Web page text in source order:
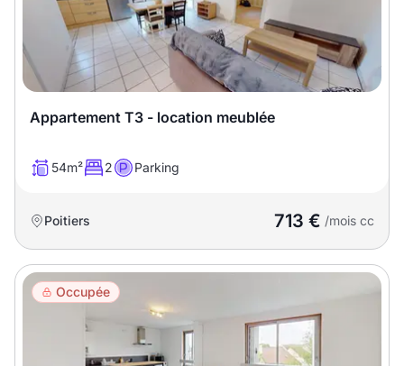
Appartement T3 - location meublée
54m² 2 Parking
Poitiers 713 € /mois cc
Occupée